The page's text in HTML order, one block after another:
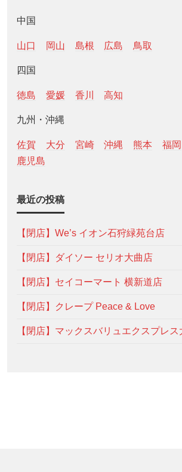
中国
山口 岡山 島根 広島 鳥取
四国
徳島 愛媛 香川 高知
九州・沖縄
佐賀 大分 宮崎 沖縄 熊本 福岡
鹿児島
最近の投稿
【閉店】We’s イオン石狩緑苑台店
【閉店】ダイソー セリオ大曲店
【閉店】セイコーマート 横新道店
【閉店】クレープ Peace & Love
【閉店】マックスバリュエクスプレス